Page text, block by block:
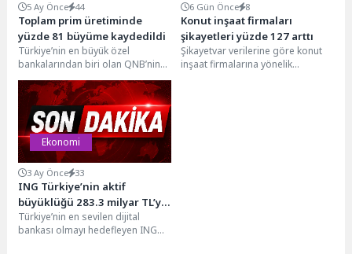
5 Ay Önce 44
Toplam prim üretiminde
yüzde 81 büyüme kaydedildi
Türkiye’nin en büyük özel
bankalarından biri olan QNB’nin
yüzde 100 iştiraki olarak faaliyet
gösteren QNB...
6 Gün Önce 8
Konut inşaat firmaları
şikayetleri yüzde 127 arttı
Şikayetvar verilerine göre konut
inşaat firmalarına yönelik
Ekonomi
3 Ay Önce 33
ING Türkiye’nin aktif
büyüklüğü 283.3 milyar TL’ye
ulaştı
Türkiye’nin en sevilen dijital
bankası olmayı hedefleyen ING